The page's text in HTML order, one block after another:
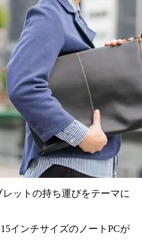
ットの持ち運びをテーマに
インチサイズのノートPCが